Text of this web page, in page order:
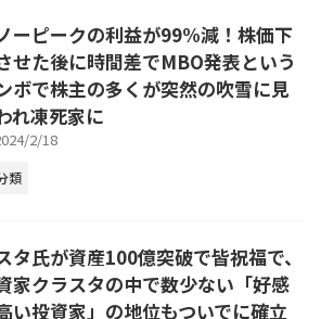
ーピークの利益が99%減！株価下
せた後に時間差でMBO発表という
ボで株主の多くが突然の吹雪に見
れ凍死家に
2/18
類
タ氏が資産100億突破で皆祝福で、
家クラスタの中で数少ない「好感
い投資家」の地位もついでに確立